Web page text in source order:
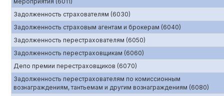
Задолженность страхователям (6030)
Задолженность страховым агентам и брокерам (6040)
Задолженность перестрахователям (6050)
Задолженность перестраховщикам (6060)
Депо премии перестраховщиков (6070)
Задолженность перестрахователям по комиссионным
вознаграждениям, тантьемам и другим вознаграждениям (6080)